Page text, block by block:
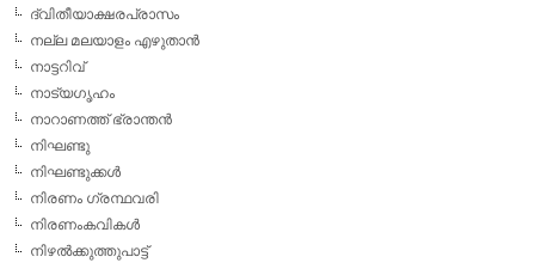
ദ്വിതീയാക്ഷരപ്രാസം
നല്ല മലയാളം എഴുതാന്‍
നാട്ടറിവ്
നാട്യഗൃഹം
നാറാണത്ത് ഭ്രാന്തന്‍
നിഘണ്ടു
നിഘണ്ടുക്കള്‍
നിരണം ഗ്രന്ഥവരി
നിരണംകവികള്‍
നിഴല്‍ക്കുത്തുപാട്ട്